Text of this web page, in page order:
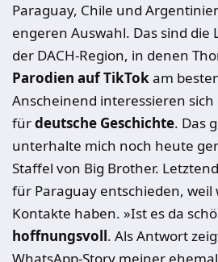
Paraguay, Chile und
engeren Auswahl. Das sind
der DACH-Region, in denen
Parodien auf TikTokam
Anscheinend interessieren
fürdeutsche Geschichte. Das
unterhalte mich noch heute
Staffel von Big Brother.
für Paraguay entschieden, weil
Kontakte haben. »Ist es da
hoffnungsvoll. Als Antwort